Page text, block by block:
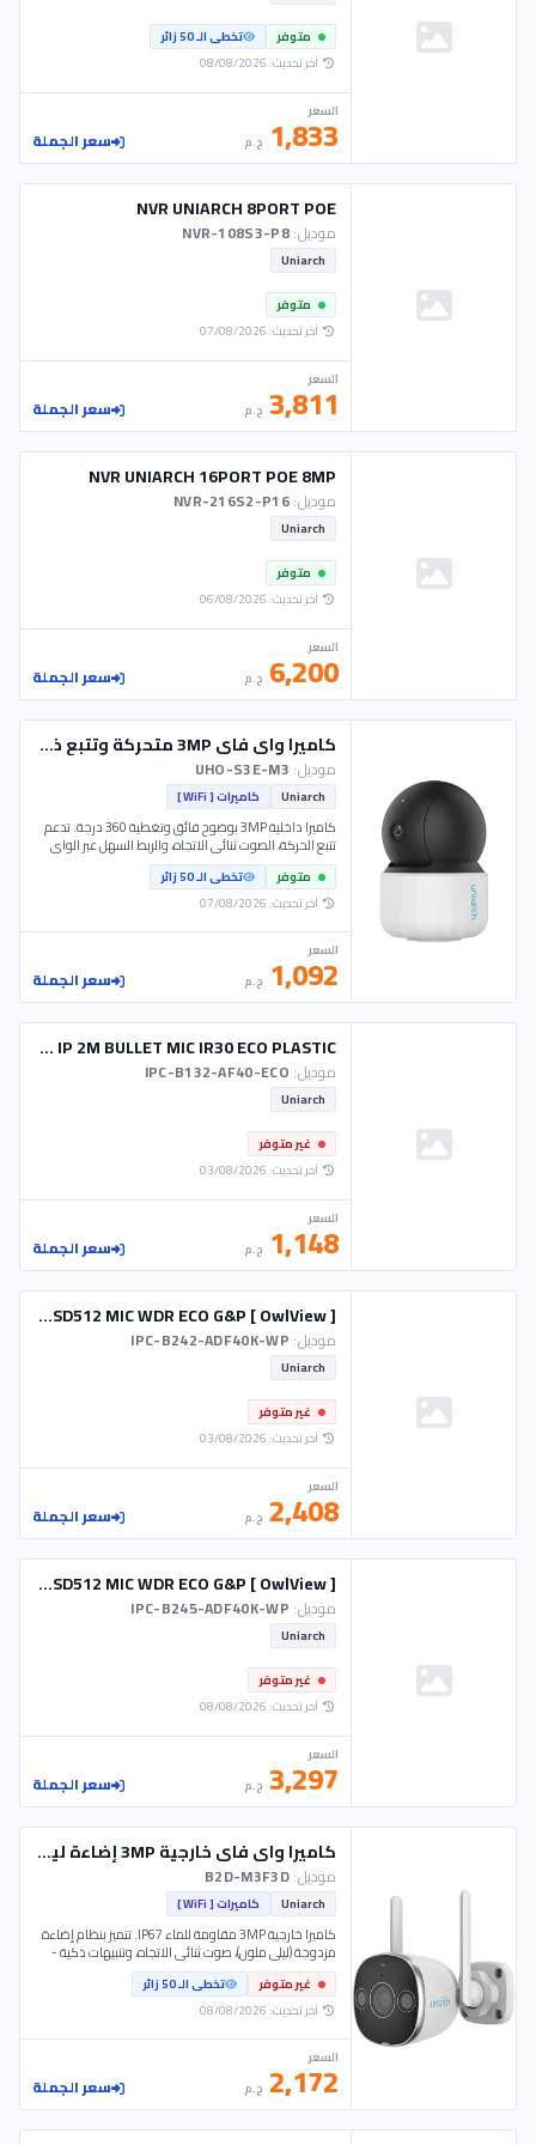
متوفر
تخطى الـ 50 زائر
آخر تحديث: 08/08/2026
السعر
1,833 ج.م سعر الجملة
NVR UNIARCH 8PORT POE
موديل:NVR-108S3-P8
Uniarch
متوفر
آخر تحديث: 07/08/2026
السعر
3,811 ج.م سعر الجملة
NVR UNIARCH 16PORT POE 8MP
موديل:NVR-216S2-P16
Uniarch
متوفر
آخر تحديث: 06/08/2026
السعر
6,200 ج.م سعر الجملة
كاميرا واي فاي 3MP متحركة وتتبع ذكي - Uho-S3E-M3 - Uniarch
موديل:
Uniarch كاميرات [ WiFi ]
كاميرا داخلية 3MP بوضوح فائق وتغطية 360 درجة. تدعم
تتبع الحركة، الصوت ثنائي الاتجاه، والربط السهل عبر الواي
فاي - Uho-S3E-M3 - Uniarch
متوفر
تخطى الـ 50 زائر
آخر تحديث: 07/08/2026
السعر
1,092 ج.م سعر الجملة
CAM UNIARCH IP 2M BULLET MIC IR30 ECO PLASTIC
موديل:
Uniarch
غير متوفر
آخر تحديث: 03/08/2026
السعر
1,148 ج.م سعر الجملة
CAM UNIARCH IP 2M BULLET COLORHUNTER MIC SD512 MIC WDR ECO G&P [ OwlView ]
موديل:
Uniarch
غير متوفر
آخر تحديث: 03/08/2026
السعر
2,408 ج.م سعر الجملة
CAM UNIARCH IP 5M BULLET COLORHUNTER MIC SD512 MIC WDR ECO G&P [ OwlView ]
موديل:
Uniarch
غير متوفر
آخر تحديث: 08/08/2026
السعر
3,297 ج.م سعر الجملة
كاميرا واي فاي خارجية 3MP إضاءة ليليه- Uho-B2D-M3F3D - Uniarch
موديل:B2D-M3F3D
Uniarch كاميرات [ WiFi ]
كاميرا خارجية 3MP مقاومة للماء IP67. تتميز بنظام إضاءة
مزدوجة (ليلي ملون)، صوت ثنائي الاتجاه، وتنبيهات ذكية -
Uho-B2D-M3F3(4)D - يونيرتش - Uniarch.
غير متوفر
تخطى الـ 50 زائر
آخر تحديث: 08/08/2026
السعر
2,172 ج.م سعر الجملة